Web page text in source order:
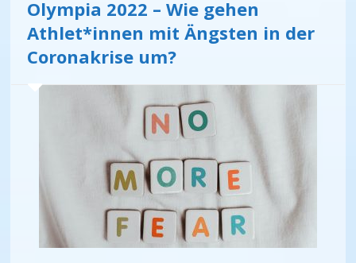
Olympia 2022 – Wie gehen
Athlet*innen mit Ängsten in der
Coronakrise um?